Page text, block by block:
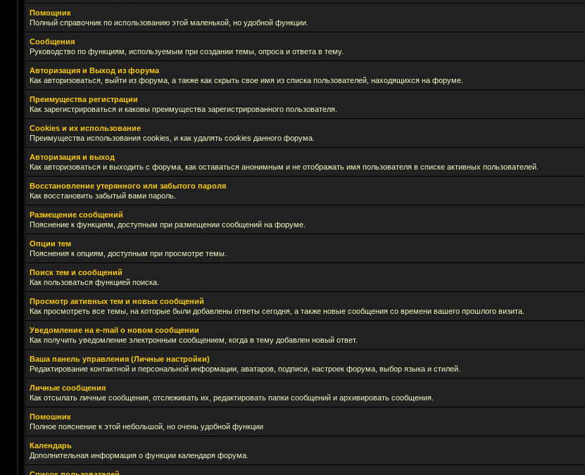
Помощник
Полный справочник по использованию этой маленькой, но удобной функции.
Сообщения
Руководство по функциям, используемым при создании темы, опроса и ответа в тему.
Авторизация и Выход из форума
Как авторизоваться, выйти из форума, а также как скрыть свое имя из списка пользователей, находящихся на форуме.
Преимущества регистрации
Как зарегистрироваться и каковы преимущества зарегистрированного пользователя.
Cookies и их использование
Преимущества использования cookies, и как удалять cookies данного форума.
Авторизация и выход
Как авторизоваться и выходить с форума, как оставаться анонимным и не отображать имя пользователя в списке активных пользователей.
Восстановление утерянного или забытого пароля
Как восстановить забытый вами пароль.
Размещение сообщений
Пояснение к функциям, доступным при размещении сообщений на форуме.
Опции тем
Пояснения к опциям, доступным при просмотре темы.
Поиск тем и сообщений
Как пользоваться функцией поиска.
Просмотр активных тем и новых сообщений
Как просмотреть все темы, на которые были добавлены ответы сегодня, а также новые сообщения со времени вашего прошлого визита.
Уведомление на е-mail о новом сообщении
Как получить уведомление электронным сообщением, когда в тему добавлен новый ответ.
Ваша панель управления (Личные настройки)
Редактирование контактной и персональной информации, аватаров, подписи, настроек форума, выбор языка и стилей.
Личные сообщения
Как отсылать личные сообщения, отслеживать их, редактировать папки сообщений и архивировать сообщения.
Помошник
Полное пояснение к этой небольшой, но очень удобной функции
Календарь
Дополнительная информация о функции календаря форума.